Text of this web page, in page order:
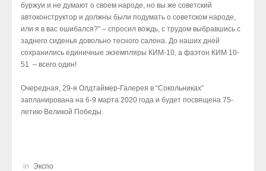
буржуи и не думают о своем народе, но вы же советский
автоконструктор и должны были подумать о советском народе,
или я в вас ошибался?” – спросил вождь, с трудом выбравшись с
заднего сиденья довольно тесного салона. До наших дней
сохранились единичные экземпляры КИМ-10, а фаэтон КИМ 10-
51 – всего один!
Очередная, 29-я Олдтаймер-Галерея в “Сокольниках”
запланирована на 6-9 марта 2020 года и будет посвящена 75-
летию Великой Победы.
in
Экспо